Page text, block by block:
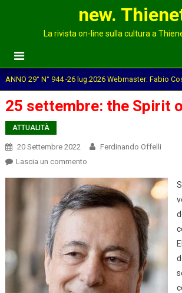
new.
La rivista on-line sulla cultura a
ANNO 29° N° 944 -26 lug.2026 Webmaster: Fabio
25 settembre: the Spirit
ATTUALITÀ
20 Settembre 2022
Ferdinando Offelli
Lascia un commentoon
settembre:
the
Draghi